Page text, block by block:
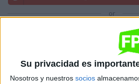
Su privacidad es
Nosotros y nuestros socios
or